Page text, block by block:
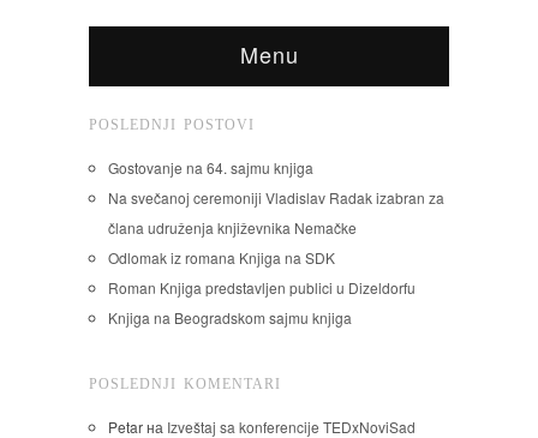
Menu
POSLEDNJI POSTOVI
Gostovanje na 64. sajmu knjiga
Na svečanoj ceremoniji Vladislav Radak izabran za
člana udruženja književnika Nemačke
Odlomak iz romana Knjiga na SDK
Roman Knjiga predstavljen publici u Dizeldorfu
Knjiga na Beogradskom sajmu knjiga
POSLEDNJI KOMENTARI
Petarна Izveštaj sa konferencije TEDxNoviSad